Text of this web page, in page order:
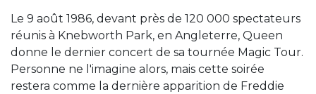
Le 9 août 1986, devant près de 120 000 spectateurs
réunis à Knebworth Park, en Angleterre, Queen
donne le dernier concert de sa tournée Magic Tour.
Personne ne l'imagine alors, mais cette soirée
restera comme la dernière apparition de Freddie